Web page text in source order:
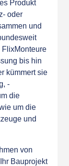
Produkt
oder
und
FlixMonteure
bis hin
kümmert sie
-
die
um die
und
von
Bauprojekt